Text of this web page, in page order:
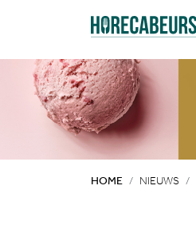
HOME NIEUWS